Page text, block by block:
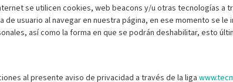
se utilicen cookies, web beacons y/u otras tecnologías
usuario al navegar en nuestra página, en ese momento se
así como la forma en que se podrán deshabilitar, esto
al presente aviso de privacidad a través de la liga